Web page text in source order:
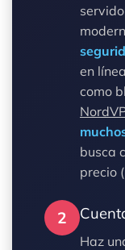
en
como
busca
precio
2
Haz